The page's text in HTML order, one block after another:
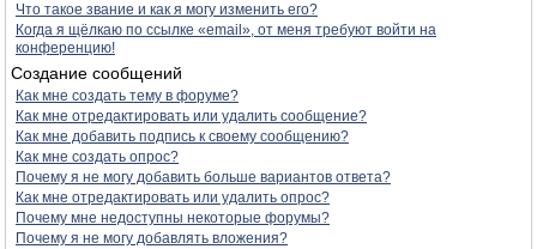
Что такое звание и как я могу изменить его?
Когда я щёлкаю по ссылке «email», от меня требуют войти на
конференцию!
Создание сообщений
Как мне создать тему в форуме?
Как мне отредактировать или удалить сообщение?
Как мне добавить подпись к своему сообщению?
Как мне создать опрос?
Почему я не могу добавить больше вариантов ответа?
Как мне отредактировать или удалить опрос?
Почему мне недоступны некоторые форумы?
Почему я не могу добавлять вложения?